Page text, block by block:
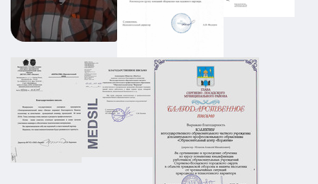
Промышленный объект РТИ:
категорирование, Ситуационный план и
Плана охраны объекта
АТЗ Паспорт АТЗ Паспорт безопасности
Постановление Правительства №258
01.03.2026 ПОДРОБНЕЕ
ПЛДЧС для ООО "НС-Ойл"